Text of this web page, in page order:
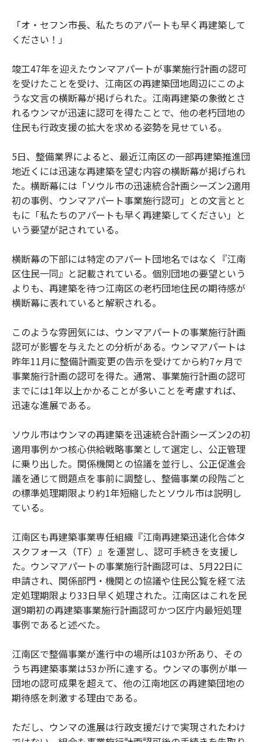
「オ・セフン市長、私たちのアパートも早く再建築して
ください！」
竣工47年を迎えたウンマアパートが事業施行計画の認可
を受けたことを受け、江南区の再建築団地周辺にこのよ
うな文言の横断幕が掲げられた。江南再建築の象徴とさ
れるウンマが迅速に認可を得たことで、他の老朽団地の
住民も行政支援の拡大を求める姿勢を見せている。
5日、整備業界によると、最近江南区の一部再建築推進団
地近くには迅速な再建築を望む内容の横断幕が掲げられ
た。横断幕には「ソウル市の迅速統合計画シーズン2適用
初の事例、ウンマアパート事業施行認可」との文言とと
もに「私たちのアパートも早く再建築してください」と
いう要望が記されている。
横断幕の下部には特定のアパート団地名ではなく『江南
区住民一同』と記載されている。個別団地の要望という
よりも、再建築を待つ江南区の老朽団地住民の期待感が
横断幕に表れていると解釈される。
このような雰囲気には、ウンマアパートの事業施行計画
認可が影響を与えたとの分析がある。ウンマアパートは
昨年11月に整備計画変更の告示を受けてから約7ヶ月で
事業施行計画の認可を得た。通常、事業施行計画の認可
までには1年以上かかることが多いことを考慮すれば、
迅速な進展である。
ソウル市はウンマの再建築を迅速統合計画シーズン2の初
適用事例かつ核心供給戦略事業として選定し、公正管理
に乗り出した。関係機関との協議を並行し、公正促進会
議を通じて問題点を事前に調整し、整備事業の段階ごと
の標準処理期限より約1年短縮したとソウル市は説明し
ている。
江南区も再建築事業専任組織『江南再建築迅速化合体タ
スクフォース（TF）』を運営し、認可手続きを支援し
た。ウンマアパートの事業施行計画認可は、5月22日に
申請され、関係部門・機関との協議や住民公覧を経て法
定処理期限より33日早く処理された。江南区はこれを民
選9期初の再建築事業施行計画認可かつ区庁内最短処理
事例であると述べた。
江南区で整備事業が進行中の場所は103か所あり、その
うち再建築事業は53か所に達する。ウンマの事例が単一
団地の認可成果を超えて、他の江南地区の再建築団地の
期待感を刺激する理由である。
ただし、ウンマの進展は行政支援だけで実現されたわけ